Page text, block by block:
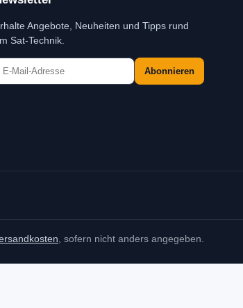
Angebote, Neuheiten und Tipps rund
Sat-Technik.
Abonnieren
, sofern nicht anders angegeben.